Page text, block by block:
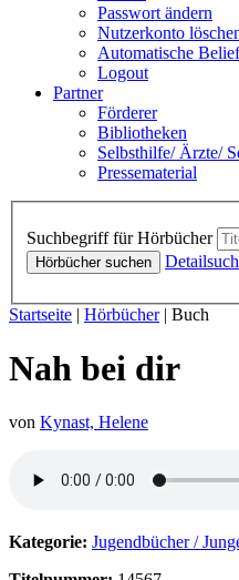
Passwort ändern
Nutzerkonto
Automatische
Logout
Partner
Förderer
Bibliotheken
Selbsthilfe/ Ärzte/
Pressematerial
Suchbegriff für Hörbücher
Hörbücher suchen
Sie sind hier:
Startseite | Hörbücher| Buch
Nah bei dir
von Kynast, Helene
Kategorie: Jugendbücher /